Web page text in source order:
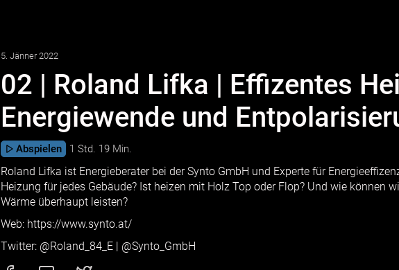
5. Jänner 2022
02 | Roland Lifka | Effizentes
Energiewende und
Abspielen 1 Std. 19 Min.
Roland Lifka ist Energieberater bei der Synto GmbH und Experte für
Heizung für jedes Gebäude? Ist heizen mit Holz Top oder Flop? Und wie können
Wärme überhaupt leisten?
Web: https://www.synto.at/
Twitter: @Roland_84_E | @Synto_GmbH